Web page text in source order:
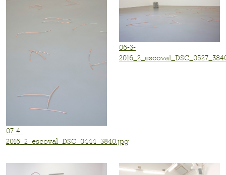
07-4-
2016_2_escoval_DSC_0444_3840.jpg
06-3-